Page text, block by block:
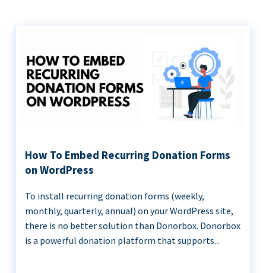
How To Embed Recurring Donation Forms
on WordPress
To install recurring donation forms (weekly,
monthly, quarterly, annual) on your WordPress site,
there is no better solution than Donorbox. Donorbox
is a powerful donation platform that supports...